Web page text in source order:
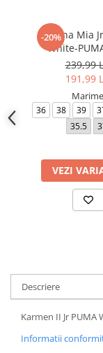
-20%
Carina Mia
White-
239,99
191,99
36 38 39
35.5
VEZI
Descriere
Karmen II Jr PUMA
Informatii